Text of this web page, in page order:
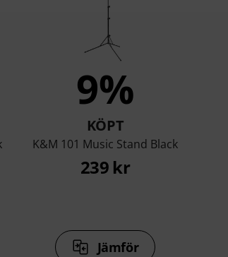
9%
KÖPT
K&M 101 Music Stand Black
239 kr
Jämför